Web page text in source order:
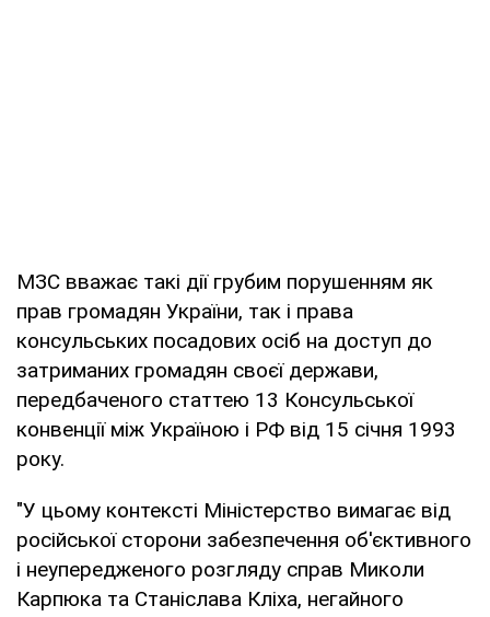
МЗС вважає такі дії грубим порушенням як
прав громадян України, так і права
консульських посадових осіб на доступ до
затриманих громадян своєї держави,
передбаченого статтею 13 Консульської
конвенції між Україною і РФ від 15 січня 1993
року.
"У цьому контексті Міністерство вимагає від
російської сторони забезпечення об'єктивного
і неупередженого розгляду справ Миколи
Карпюка та Станіслава Кліха, негайного